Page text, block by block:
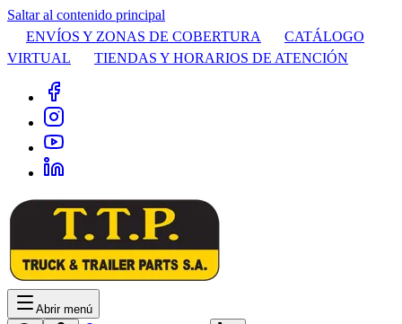
Saltar al contenido principal
ENVÍOS Y ZONAS DE COBERTURA
CATÁLOGO
VIRTUAL
TIENDAS Y HORARIOS DE ATENCIÓN
Abrir menú